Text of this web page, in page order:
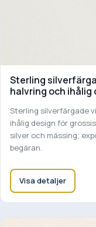
Sterling
halvring och ihålig
Sterling silverfärgade
ihålig design för
silver och mässing;
begäran.
Visa detaljer